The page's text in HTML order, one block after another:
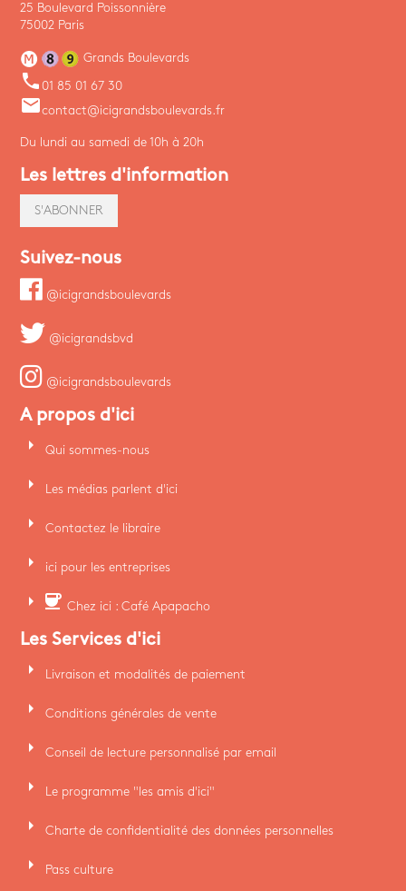
25 Boulevard Poissonnière
75002 Paris
Grands Boulevards
phone 01 85 01 67 30
emailcontact@icigrandsboulevards.fr
Du lundi au samedi de 10h à 20h
Les lettres d'information
S'ABONNER
Suivez-nous
@icigrandsboulevards
@icigrandsbvd
@icigrandsboulevards
A propos d'ici
arrow_right Qui sommes-nous
arrow_right Les médias parlent d'ici
arrow_right Contactez le libraire
arrow_right ici pour les entreprises
arrow_right coffee Chez ici : Café Apapacho
Les Services d'ici
arrow_right Livraison et modalités de paiement
arrow_right Conditions générales de vente
arrow_right Conseil de lecture personnalisé par email
arrow_right Le programme "les amis d'ici"
arrow_right Charte de confidentialité des données personnelles
arrow_right Pass culture